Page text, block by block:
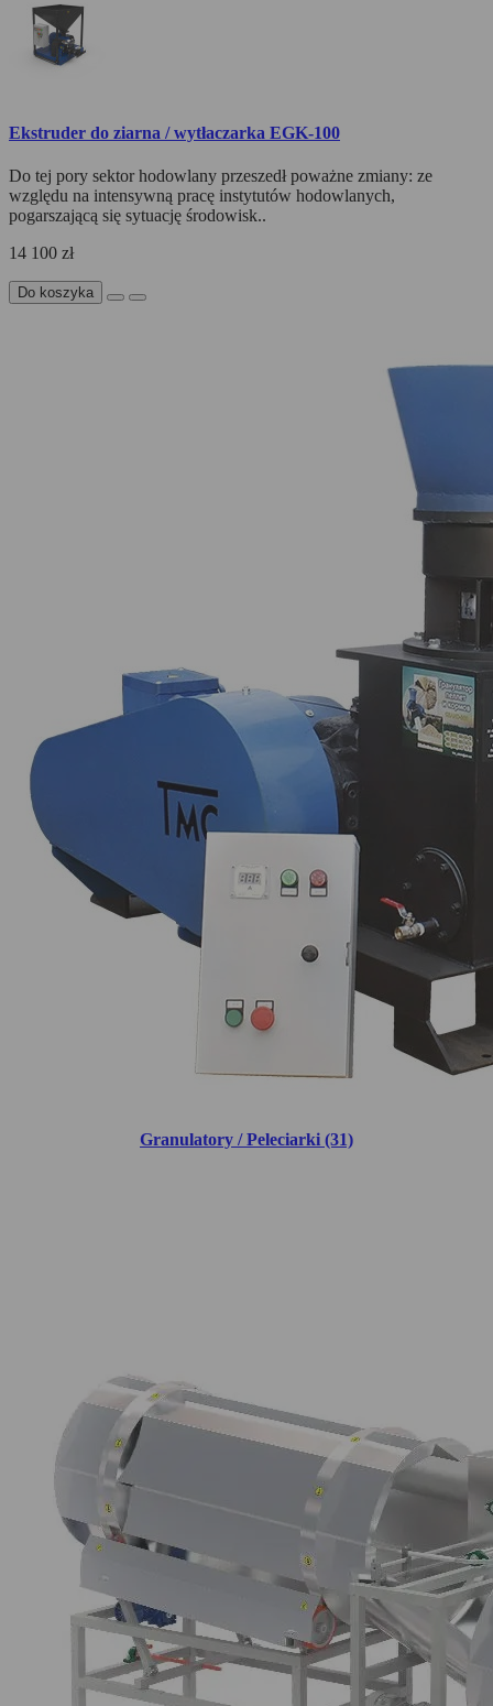
Ekstruder do ziarna / wytłaczarka EGK-100
Do tej pory sektor hodowlany przeszedł poważne zmiany: ze
względu na intensywną pracę instytutów hodowlanych,
pogarszającą się sytuację środowisk..
14 100 zł
Do koszyka
Granulatory / Peleciarki (31)